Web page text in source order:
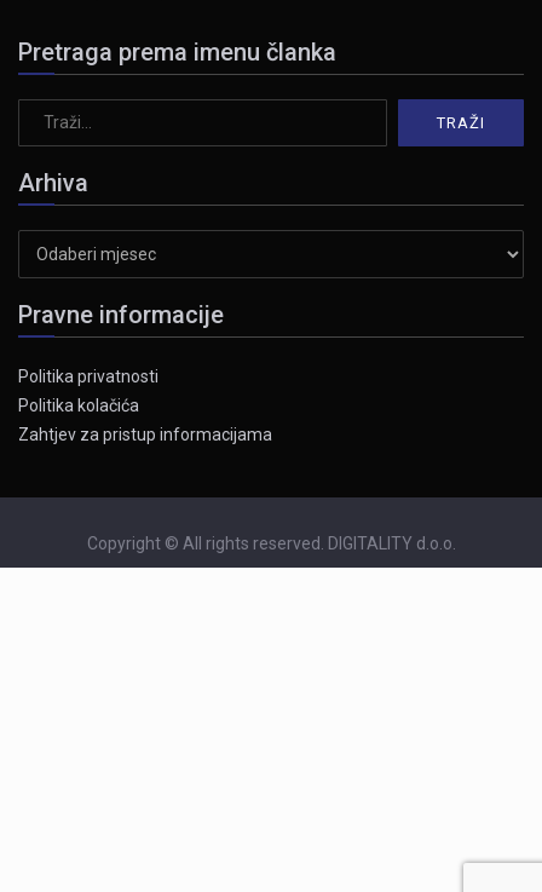
Pretraga prema imenu članka
Arhiva
Pravne informacije
Politika privatnosti
Politika kolačića
Zahtjev za pristup informacijama
Copyright © All rights reserved. DIGITALITY d.o.o.